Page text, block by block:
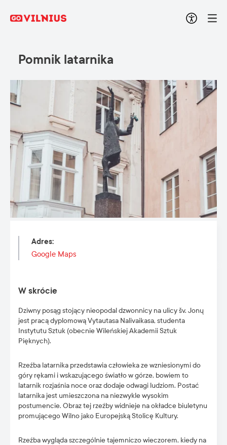
Pomnik latarnika
W skrócie
Dziwny posąg stojący nieopodal dzwonnicy na ulicy šv. Jonų
jest pracą dyplomową Vytautasa Nalivaikasa, studenta
Instytutu Sztuk (obecnie Wileńskiej Akademii Sztuk
Pięknych).
Rzeźba latarnika przedstawia człowieka ze wzniesionymi do
góry rękami i wskazującego światło w górze, bowiem to
latarnik rozjaśnia noce oraz dodaje odwagi ludziom. Postać
latarnika jest umieszczona na niezwykle wysokim
postumencie. Obraz tej rzeźby widnieje na okładce biuletynu
promującego Wilno jako Europejską Stolicę Kultury.
Rzeźba wygląda szczególnie tajemniczo wieczorem, kiedy na
Adres:
Google Maps